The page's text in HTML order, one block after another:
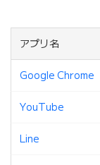
アプリ名
Google Chrome
YouTube
Line